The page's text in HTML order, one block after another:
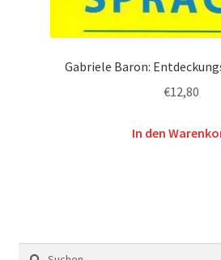
Gabriele Baron:
€12,80
In den
Suchen